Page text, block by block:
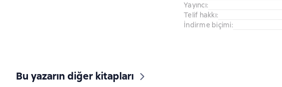
Yayıncı:
Telif hakkı:
İndirme biçimi:
Bu yazarın diğer kitapları